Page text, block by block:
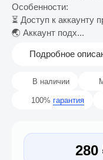
Особенности:
⏳ Доступ к аккаунту
🌏 Аккаунт подх...
Подробное
В наличии
100% гарантия
280